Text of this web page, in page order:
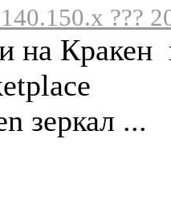
???
на
зеркал ...